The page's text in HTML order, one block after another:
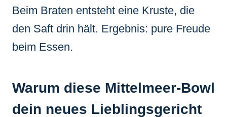
Beim Braten entsteht eine Kruste, die
den Saft drin hält. Ergebnis: pure Freude
beim Essen.
Warum diese Mittelmeer-Bowl
dein neues Lieblingsgericht